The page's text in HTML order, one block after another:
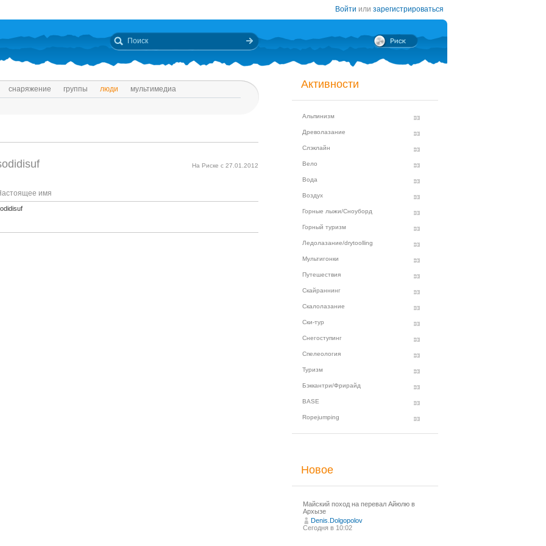
Войти или зарегистрироваться
снаряжение группы люди мультимедиа
На Риске с 27.01.2012
имя
Активности
Альпинизм
Древолазание
Слэклайн
Вело
Вода
Воздух
Горные лыжи/Сноуборд
Горный туризм
Ледолазание/drytoolling
Мультигонки
Путешествия
Скайраннинг
Скалолазание
Ски-тур
Снегоступинг
Спелеология
Туризм
Бэккантри/Фрирайд
BASE
Ropejumping
Новое
Майский поход на перевал Айюлю в
Архызе
Denis.Dolgopolov
Сегодня в 10:02